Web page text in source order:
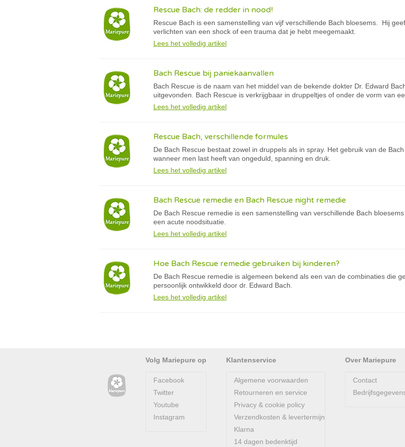
Rescue Bach: de redder in nood!
Rescue Bach is een samenstelling van vijf verschillende Bach bloesems. Hij
verlichten van een shock of een trauma dat je hebt meegemaakt.
Lees het volledig artikel
Bach Rescue bij paniekaanvallen
Bach Rescue is de naam van het middel van de bekende dokter Dr. Edward
uitgevonden. Bach Rescue is verkrijgbaar in druppeltjes of onder de vorm van
Lees het volledig artikel
Rescue Bach, verschillende formules
De Bach Rescue bestaat zowel in druppels als in spray. Het gebruik van de
wanneer men last heeft van ongeduld, spanning en druk.
Lees het volledig artikel
Bach Rescue remedie en Bach Rescue night remedie
De Bach Rescue remedie is een samenstelling van verschillende Bach
een acute noodsituatie.
Lees het volledig artikel
Hoe Bach Rescue remedie gebruiken bij kinderen?
De Bach Rescue remedie is algemeen bekend als een van de combinaties die
persoonlijk ontwikkeld door dr. Edward Bach.
Lees het volledig artikel
Volg Mariepure op
Facebook
Twitter
Youtube
Instagram
Klantenservice
Algemene voorwaarden
Retourneren en service
Privacy & cookie policy
Verzendkosten & levertermijn
Klarna
14 dagen bedenktijd
Over Mariepure
Contact